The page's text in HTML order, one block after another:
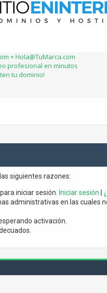
+ Hola@TuMarca.com
profesional en minutos
tu dominio!
siguientes razones:
iniciar sesión. Iniciar sesión
administrativas en las cuales
activación.